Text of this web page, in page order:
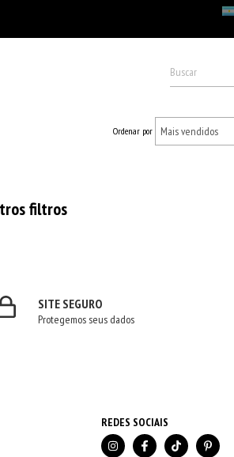
Ordenar por
filtros
SITE SEGURO
Protegemos seus dados
REDES SOCIAIS